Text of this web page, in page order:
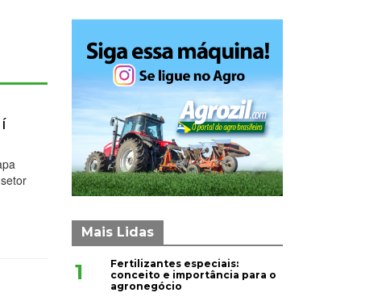
Mais Lidas
1
Fertilizantes especiais:
conceito e importância para o
agronegócio